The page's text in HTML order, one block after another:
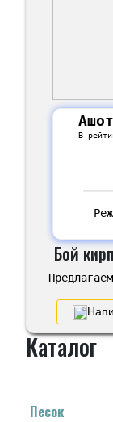
Ашот
В
Бой
Каталог
Песок